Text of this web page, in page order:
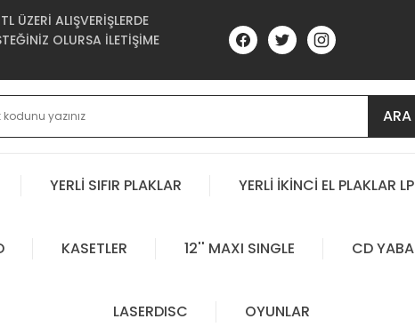
ÜZERİ ALIŞVERİŞLERDE
OLURSA İLETİŞİME
ARA
YERLİ SIFIR PLAKLAR YERLİ İKİNCİ EL PLAKLAR LP
KASETLER 12'' MAXI SINGLE CD
LASERDISC OYUNLAR